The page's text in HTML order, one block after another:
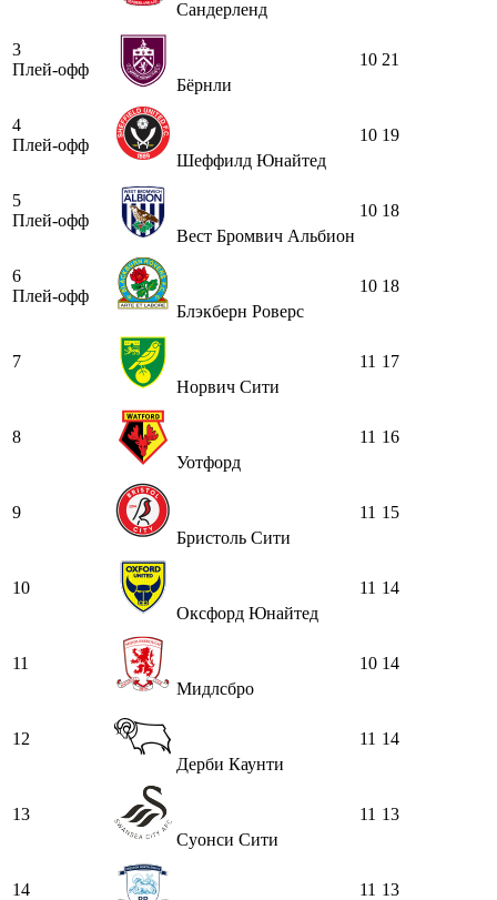
Сандерленд
3
Плей-офф
Бёрнли
10 21
4
Плей-офф
Шеффилд Юнайтед
10 19
5
Плей-офф
Вест Бромвич Альбион
10 18
6
Плей-офф
Блэкберн Роверс
10 18
7
Норвич Сити
11 17
8
Уотфорд
11 16
9
Бристоль Сити
11 15
10
Оксфорд Юнайтед
11 14
11
Мидлсбро
10 14
12
Дерби Каунти
11 14
13
Суонси Сити
11 13
14
11 13